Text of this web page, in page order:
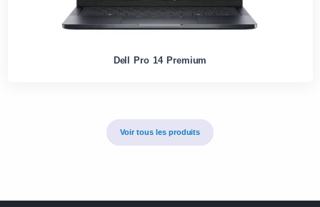
Dell Pro 14 Premium
Voir tous les produits